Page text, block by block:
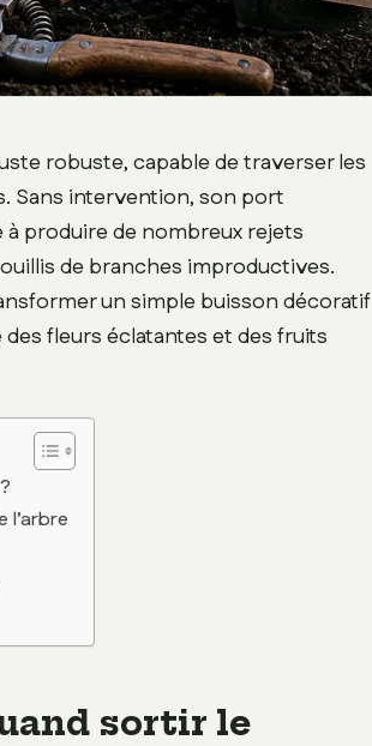
robuste, capable de traverser les
Sans intervention, son port
produire de nombreux rejets
de branches improductives.
un simple buisson décoratif
fleurs éclatantes et des fruits
l’arbre
sortir le